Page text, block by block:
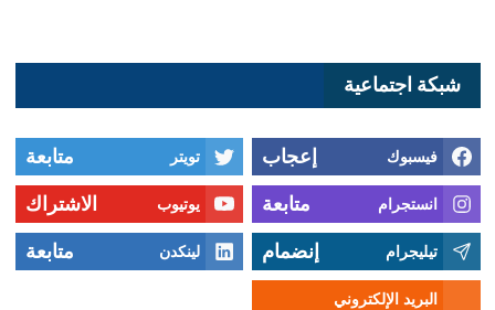
شبكة اجتماعية
فيسبوك إعجاب تويتر متابعة
انستجرام متابعة يوتيوب الاشتراك
تيليجرام إنضمام لينكدن متابعة
البريد الإلكتروني